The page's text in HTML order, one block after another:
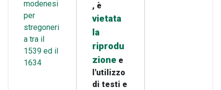
modenesi
per
stregoneri
a tra il
1539 ed il
1634
, è
vietata
la
riprodu
zione e
l'utilizzo
di testi e